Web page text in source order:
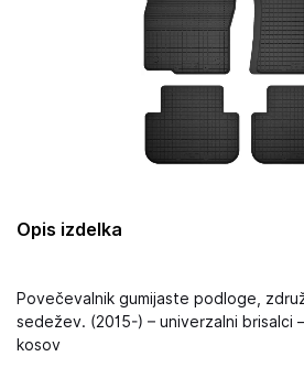
Opis izdelka
Povečevalnik gumijaste podloge,
sedežev. (2015-) – univerzalni brisalci
kosov